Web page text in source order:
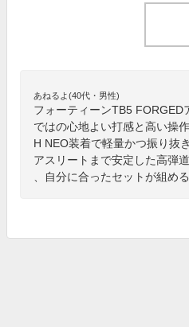
あねるよ(40代・男性)
フォーティーンTB5 FORGED
ではの心地よい打感と高い操
H NEO装着で軽量かつ振り抜
アスリートまで安定した高弾
、自分に合ったセットが組め